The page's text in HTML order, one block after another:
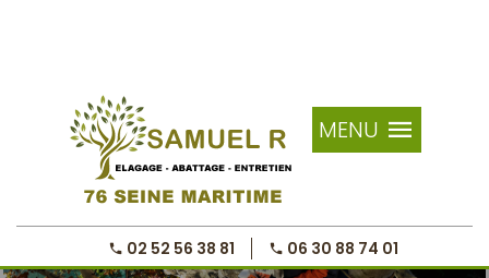
MENU
02 52 56 38 81 06 30 88 74 01